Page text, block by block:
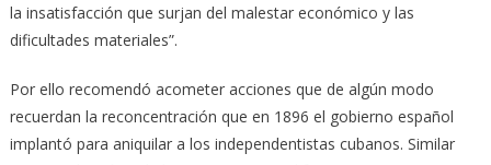
la insatisfacción que surjan del malestar económico y las
dificultades materiales”.
Por ello recomendó acometer acciones que de algún modo
recuerdan la reconcentración que en 1896 el gobierno español
implantó para aniquilar a los independentistas cubanos. Similar